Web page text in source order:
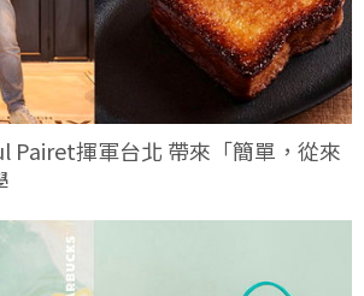
Pairet揮軍台北 帶來「簡單，從來